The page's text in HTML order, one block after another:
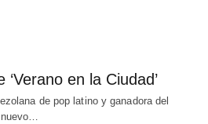
en la Ciudad’
de pop latino y ganadora del
nuevo…